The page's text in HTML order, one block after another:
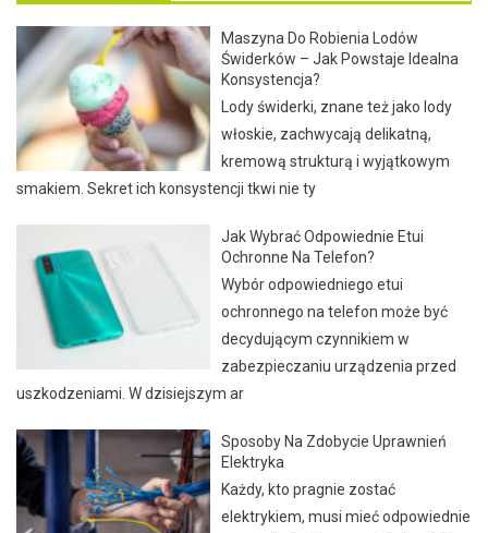
Maszyna Do Robienia Lodów
Świderków – Jak Powstaje Idealna
Konsystencja?
Lody świderki, znane też jako lody
włoskie, zachwycają delikatną,
kremową strukturą i wyjątkowym
smakiem. Sekret ich konsystencji tkwi nie ty
Jak Wybrać Odpowiednie Etui
Ochronne Na Telefon?
Wybór odpowiedniego etui
ochronnego na telefon może być
decydującym czynnikiem w
zabezpieczaniu urządzenia przed
uszkodzeniami. W dzisiejszym ar
Sposoby Na Zdobycie Uprawnień
Elektryka
Każdy, kto pragnie zostać
elektrykiem, musi mieć odpowiednie